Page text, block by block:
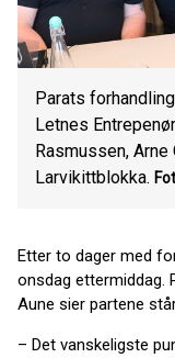
Parats
Letnes
Rasmussen,
Larvikittblokka.
Etter to dager med
onsdag ettermiddag.
Aune sier partene
– Det vanskeligste